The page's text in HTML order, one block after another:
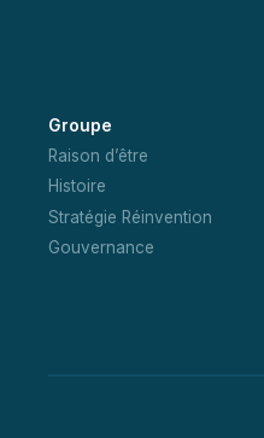
Groupe
Raison d’être
Histoire
Stratégie Réinvention
Gouvernance